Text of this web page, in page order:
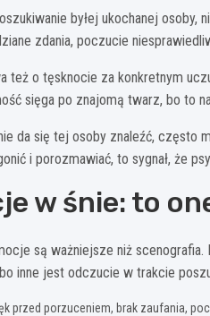
byłej ukochanej
zdania, poczucie
też o tęsknocie za konkretnym
sięga po znajomą twarz, bo to
da się tej osoby znaleźć,
i porozmawiać, to sygnał, że
w śnie: to
są ważniejsze niż
inne jest odczucie w trakcie
przed porzuceniem, brak zaufania,